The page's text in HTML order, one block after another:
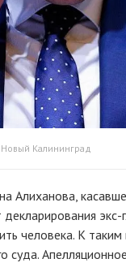
Калининград
Алиханова,
человека. К
суда.